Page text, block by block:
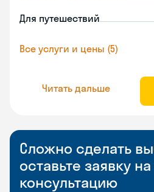
Для путешествий
Все услуги и цены (5)
Читать дальше
Сложно сделать
оставьте заявку
консультацию